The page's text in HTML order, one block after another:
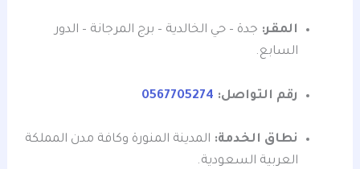
المقر: جدة – حي الخالدية – برج المرجانة – الدور
السابع.
رقم التواصل: 0567705274
نطاق الخدمة: المدينة المنورة وكافة مدن المملكة
العربية السعودية.